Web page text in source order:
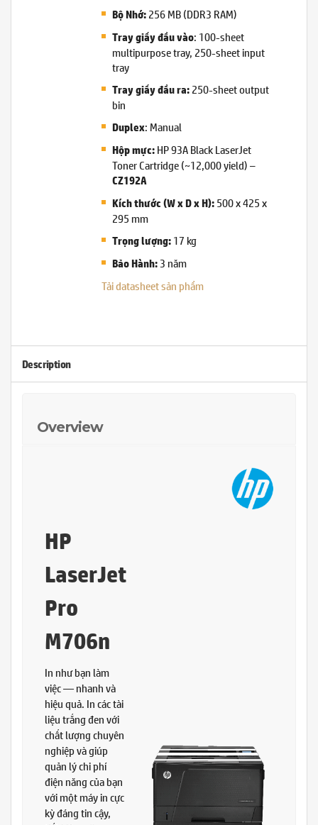
Bộ Nhớ:256 MB (DDR3 RAM)
Tray giấy đầu vào: 100-sheet
multipurpose tray, 250-sheet input
tray
Tray giấy đầu ra:250-sheet output
bin
Duplex: Manual
Hộp mực:HP 93A Black LaserJet
Toner Cartridge (~12,000 yield) –
CZ192A
Kích thước (W x D x H):500 x 425 x
295 mm
Trọng lượng:17 kg
Bảo Hành:3 năm
Tải datasheet sản phẩm
Description
Overview
HP
LaserJet
Pro
M706n
In như bạn làm
việc — nhanh và
hiệu quả. In các tài
liệu trắng đen với
chất lượng chuyên
nghiệp và giúp
quản lý chi phí
điện năng của bạn
với một máy in cực
kỳ đáng tin cậy,